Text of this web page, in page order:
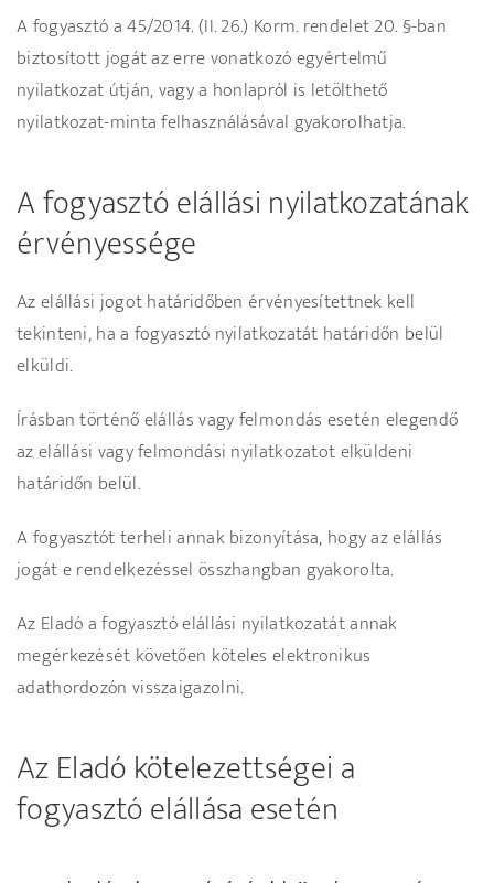
A fogyasztó a 45/2014. (II. 26.) Korm. rendelet 20. §-ban
biztosított jogát az erre vonatkozó egyértelmű
nyilatkozat útján, vagy a honlapról is letölthető
nyilatkozat-minta felhasználásával gyakorolhatja.
A fogyasztó elállási nyilatkozatának
érvényessége
Az elállási jogot határidőben érvényesítettnek kell
tekinteni, ha a fogyasztó nyilatkozatát határidőn belül
elküldi.
Írásban történő elállás vagy felmondás esetén elegendő
az elállási vagy felmondási nyilatkozatot elküldeni
határidőn belül.
A fogyasztót terheli annak bizonyítása, hogy az elállás
jogát e rendelkezéssel összhangban gyakorolta.
Az Eladó a fogyasztó elállási nyilatkozatát annak
megérkezését követően köteles elektronikus
adathordozón visszaigazolni.
Az Eladó kötelezettségei a
fogyasztó elállása esetén